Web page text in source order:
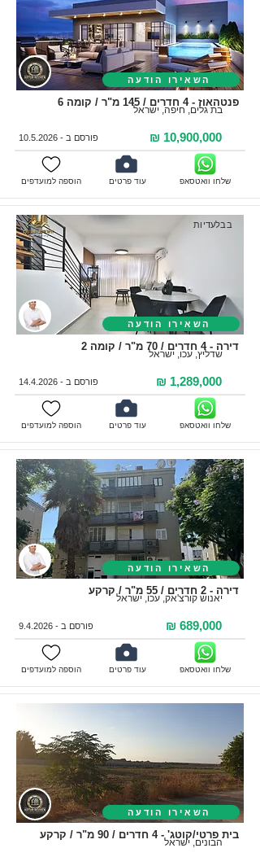
השאירו הודעה
פנטהאוז - 4 חדרים / 145 מ"ר / קומה 6
בת גלים, חיפה, ישראל
10,900,000 ₪ פורסם ב -10.5.2026
הוספה למועדפים שלחו וואטסאפ עוד פרטים
בבלעדיות
השאירו הודעה
דירה - 4 חדרים / 70 מ"ר / קומה 2
שדליץ, עכו, ישראל
1,289,000 ₪ פורסם ב -14.4.2026
הוספה למועדפים שלחו וואטסאפ עוד פרטים
בבלעדיות
השאירו הודעה
דירה - 2 חדרים / 55 מ"ר / קרקע
יאנוש קורצ'אק, עכו, ישראל
689,000 ₪ פורסם ב - 9.4.2026
הוספה למועדפים שלחו וואטסאפ עוד פרטים
השאירו הודעה
בית פרטי/קוטג' - 4 חדרים / 90 מ"ר / קרקע
הבונים, ישראל